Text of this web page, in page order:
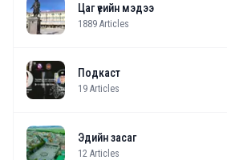
Цаг үеийн мэдээ
1889 Articles
Подкаст
19 Articles
Эдийн засаг
12 Articles